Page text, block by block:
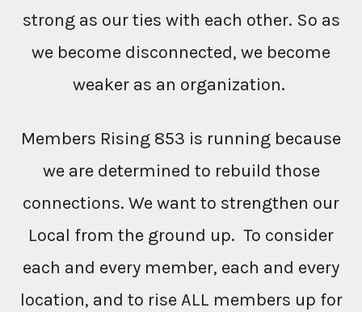
strong as our ties with each other. So as
we become disconnected, we become
weaker as an organization.
Members Rising 853 is running because
we are determined to rebuild those
connections. We want to strengthen our
Local from the ground up. To consider
each and every member, each and every
location, and to rise ALL members up for